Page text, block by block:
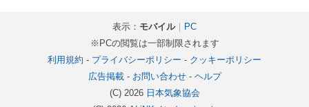
表示： モバイル｜
PC
※PCの閲覧は一部制限されます
利用規約 - プライバシーポリシー - クッキーポリシー
広告掲載- お問い合わせ- ヘルプ
(C) 2026 日本気象協会